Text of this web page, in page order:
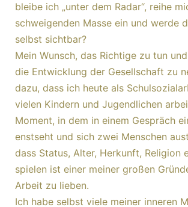
bleibe ich „unter dem Radar“, reihe
schweigenden Masse ein und werde
selbst sichtbar?
Mein Wunsch, das Richtige zu tun
die Entwicklung der Gesellschaft zu
dazu, dass ich heute als
vielen Kindern und Jugendlichen
Moment, in dem in einem Gespräch
enstseht und sich zwei Menschen
dass Status, Alter, Herkunft, Religion
spielen ist einer meiner großen
Arbeit zu lieben.
Ich habe selbst viele meiner inneren